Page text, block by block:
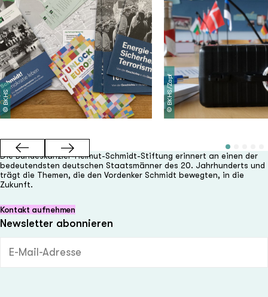
©
BKHS
©
BKHS/Zapf
Die Bundeskanzler-Helmut-Schmidt-Stiftung erinnert an einen der
bedeutendsten deutschen Staatsmänner des 20. Jahrhunderts und
trägt die Themen, die den Vordenker Schmidt bewegten, in die
Zukunft.
Kontakt aufnehmen
Newsletter abonnieren